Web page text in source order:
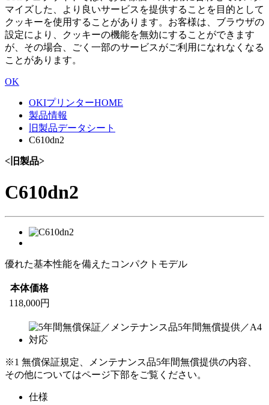
マイズした、より良いサービスを提供することを目的として
クッキーを使用することがあります。お客様は、ブラウザの
設定により、クッキーの機能を無効にすることができます
が、その場合、ごく一部のサービスがご利用になれなくなる
ことがあります。
OK
OKIプリンターHOME
製品情報
旧製品データシート
C610dn2
<旧製品>
C610dn2
優れた基本性能を備えたコンパクトモデル
本体価格
118,000円
※1 無償保証規定、メンテナンス品5年間無償提供の内容、
その他についてはページ下部をご覧ください。
仕様